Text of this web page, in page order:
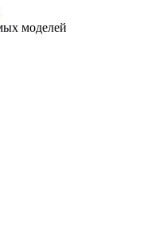
моделей